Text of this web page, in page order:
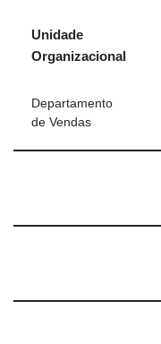
Unidade
Organizacional
Departamento
de Vendas